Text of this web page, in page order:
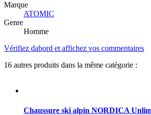
Marque
ATOMIC
Genre
Homme
Vérifiez dabord et affichez vos commentaires
16 autres produits dans la même catégorie :
Chaussure ski alpin NORDICA